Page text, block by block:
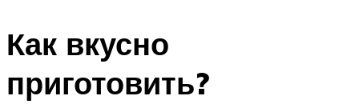
Как вкусно
приготовить?